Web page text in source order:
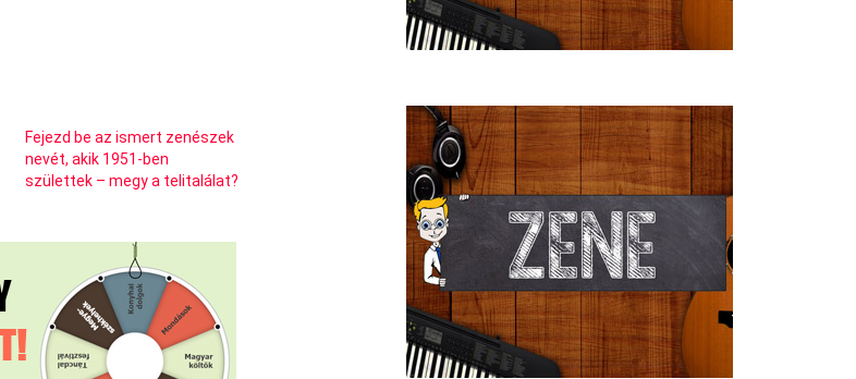
Fejezd be az ismert zenészek
nevét, akik 1951-ben
születtek – megy a telitalálat?